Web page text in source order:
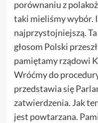
porównaniu z
taki mieliśmy wybór.
najprzystojniejszą. Ta
głosom Polski
pamiętamy rządowi
Wróćmy do
przedstawia się
zatwierdzenia. Jak
jest powtarzana.